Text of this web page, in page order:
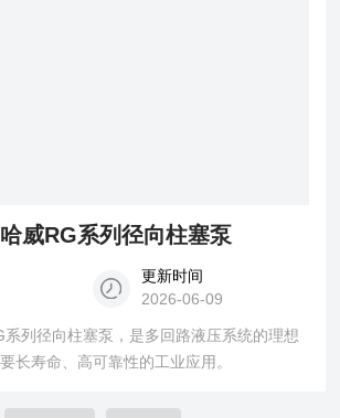
威RG系列径向柱塞泵
更新时间
2026-06-09
系列径向柱塞泵，是多回路液压系统的理想
长寿命、高可靠性的工业应用。